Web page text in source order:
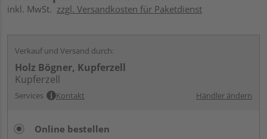
inkl. MwSt. zzgl. Versandkosten für Paketdienst
Verkauf und Versand durch:
Holz Bögner, Kupferzell
Kupferzell
Services Kontakt Händler ändern
Online bestellen